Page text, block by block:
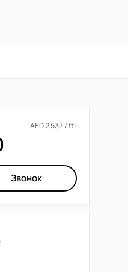
AED 2 537 / ft²
Звонок